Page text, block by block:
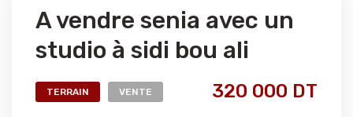
A vendre senia avec un
studio à sidi bou ali
TERRAIN VENTE 320 000 DT